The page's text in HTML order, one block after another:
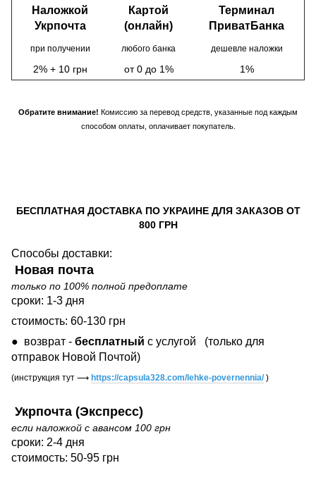
Наложкой
Укрпочта
Картой
(онлайн)
Терминал
ПриватБанка
при получении любого банка дешевле наложки
2% + 10 грн от 0 до 1% 1%
Обратите внимание! Комиссию за перевод средств, указанные под каждым
способом оплаты, оплачивает покупатель.
БЕСПЛАТНАЯ ДОСТАВКА ПО УКРАИНЕ ДЛЯ ЗАКАЗОВ ОТ
800 ГРН
Способы доставки:
Новая почта
только по 100% полной предоплате
сроки: 1-3 дня
стоимость: 60-130 грн
● возврат - бесплатный с услугой
(только для
отправок Новой Почтой)
(инструкция тут ⟶ https://capsula328.com/lehke-povernennia/)
Укрпочта (Экспресс)
если наложкой с авансом 100 грн
сроки: 2-4 дня
стоимость: 50-95 грн